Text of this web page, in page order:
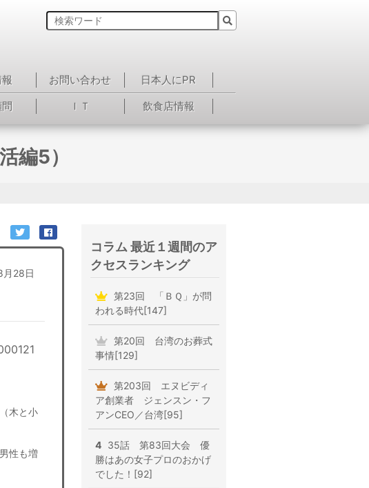
お問い合わせ
日本人にPR
ＩＴ 飲食店情報
編5）
28日
木と小
性も増
コラム 最近１週間のア
クセスランキング
第23回 「ＢＱ」が問
われる時代[147]
第20回 台湾のお葬式
事情[129]
第203回 エヌビディ
ア創業者 ジェンスン・フ
アンCEO／台湾[95]
4 35話 第83回大会 優
勝はあの女子プロのおかげ
でした！[92]